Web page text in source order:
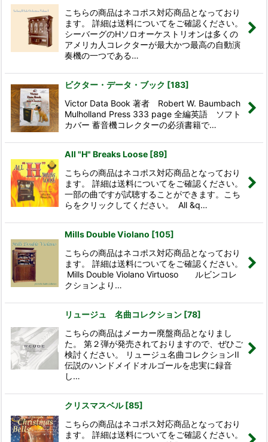
こちらの商品はネコポス対応商品となっており
ます。 詳細は送料についてをご確認ください。
シーバーグのHソロオーケストリオンは多くの
アメリカ人コレクターが最大かつ最高の自動演
奏機の一つである…
ビクター・データ・ブック [183]
Victor Data Book 著者 Robert W. Baumbach
Mulholland Press 333 page 全編英語 ソフト
カバー 蓄音機コレクターの必須書籍で…
All "H" Breaks Loose [89]
こちらの商品はネコポス対応商品となっており
ます。 詳細は送料についてをご確認ください。
一部の曲ですが試聴することができます。こち
らをクリックしてください。 All &q…
Mills Double Violano [105]
こちらの商品はネコポス対応商品となっており
ます。 詳細は送料についてをご確認ください。
Mills Double Violano Virtuoso ルビンコレ
クションより…
リュージュ 名曲コレクション [78]
こちらの商品はメーカー廃盤商品となりまし
た。 第２弾が発売されておりますので、ぜひご
検討ください。 リュージュ名曲コレクションII
伝説のハンドメイドオルゴールを忠実に録音
し…
クリスマスベル [85]
こちらの商品はネコポス対応商品となっており
ます。 詳細は送料についてをご確認ください。